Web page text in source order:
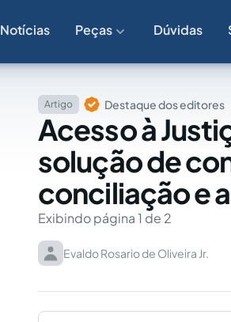
Notícias Peças Dúvidas
Artigo Destaque dos editores
Acesso à
solução de
conciliação e
Exibindo página 1 de 2
Evaldo Rosario de Oliveira Jr.